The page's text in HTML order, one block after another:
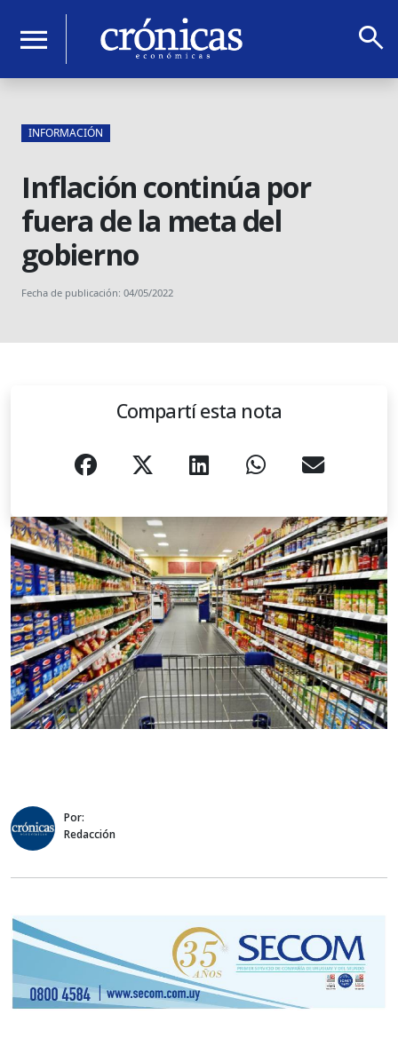
menu search
INFORMACIÓN
Inflación continúa por
fuera de la meta del
gobierno
Fecha de publicación: 04/05/2022
Compartí esta nota
Por:
Redacción